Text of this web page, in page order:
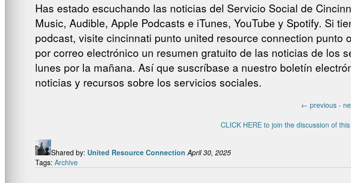
Has estado escuchando las noticias del Servicio Social de
Music, Audible, Apple Podcasts e iTunes, YouTube y Spotify. Si
podcast, visite cincinnati punto united resource connection
por correo electrónico un resumen gratuito de las noticias de los
lunes por la mañana. Así que suscríbase a nuestro boletín
noticias y recursos sobre los servicios sociales.
← previous -
CLICK HERE to join the discussion of
Shared by: United Resource Connection April 30, 2025
Tags: Archive